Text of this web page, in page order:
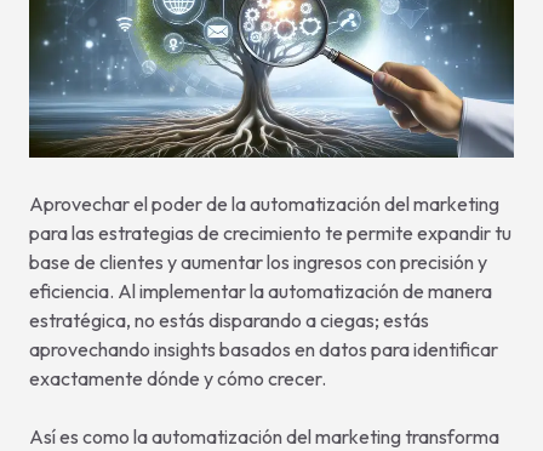
Aprovechar el poder de la automatización del marketing
para las estrategias de crecimiento te permite expandir tu
base de clientes y aumentar los ingresos con precisión y
eficiencia. Al implementar la automatización de manera
estratégica, no estás disparando a ciegas; estás
aprovechando insights basados en datos para identificar
exactamente dónde y cómo crecer.
Así es como la automatización del marketing transforma